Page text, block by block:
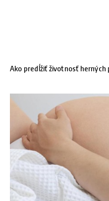
Ako predĺžiť životnosť herných